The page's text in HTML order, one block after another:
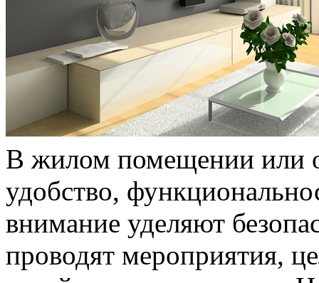
В жилом помещении или
удобство,
внимание уделяют
проводят мероприятия,